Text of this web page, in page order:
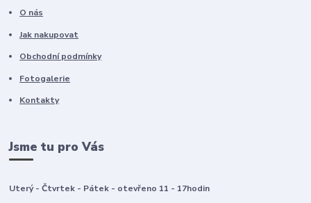
O nás
Jak nakupovat
Obchodní podmínky
Fotogalerie
Kontakty
Jsme tu pro Vás
Uterý - Čtvrtek - Pátek - otevřeno 11 - 17hodin